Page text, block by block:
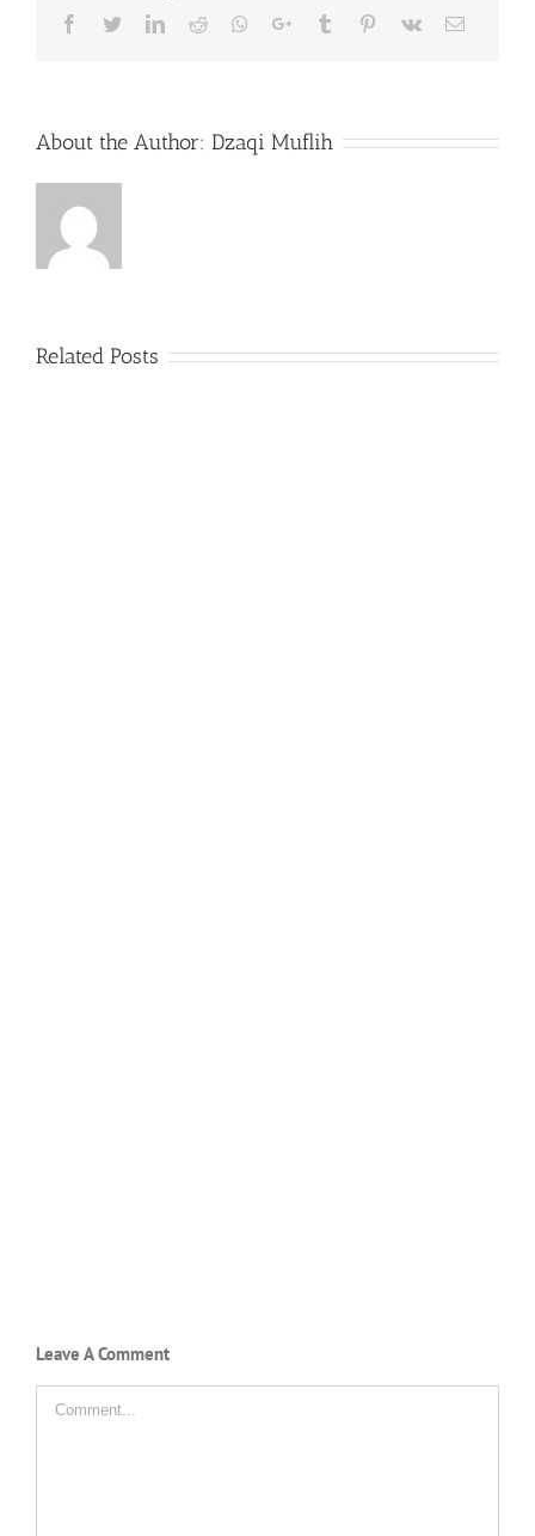
Facebook
TwitterLinkedIn
Reddit Whatsapp
Google+Tumblr Pinterest
Vk Email
About the Author: Dzaqi Muflih
Related Posts
Leave A Comment